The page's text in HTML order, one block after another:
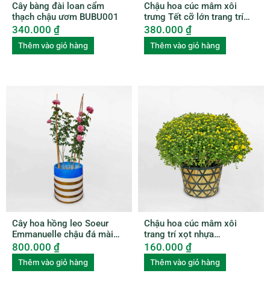
Cây bàng đài loan cẩm
thạch chậu ươm BUBU001
340.000 ₫
Thêm vào giỏ hàng
Chậu hoa cúc mâm xôi
trưng Tết cỡ lớn trang trí
xọt tre HCMX001
380.000 ₫
Thêm vào giỏ hàng
Cây hoa hồng leo Soeur
Emmanuelle chậu đá mài
ROSE003
800.000 ₫
Thêm vào giỏ hàng
Chậu hoa cúc mâm xôi
trang trí xọt nhựa
HCMX002
160.000 ₫
Thêm vào giỏ hàng